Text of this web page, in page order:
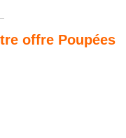
offre Poupées